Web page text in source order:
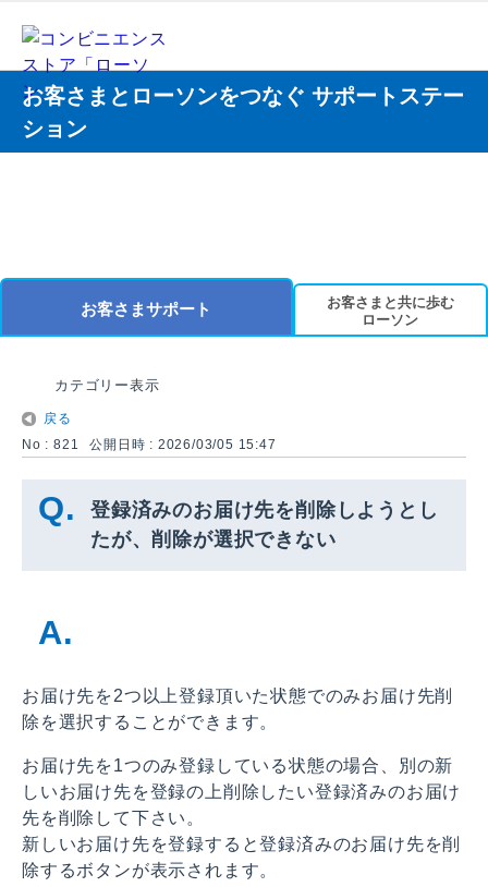
お客さまとローソンをつなぐ サポートステー
ション
お客さまサポート
お客さまと共に歩む
ローソン
カテゴリー表示
戻る
No : 821
公開日時 : 2026/03/05 15:47
登録済みのお届け先を削除しようとし
たが、削除が選択できない
お届け先を2つ以上登録頂いた状態でのみお届け先削
除を選択することができます。
お届け先を1つのみ登録している状態の場合、別の新
しいお届け先を登録の上削除したい登録済みのお届け
先を削除して下さい。
新しいお届け先を登録すると登録済みのお届け先を削
除するボタンが表示されます。